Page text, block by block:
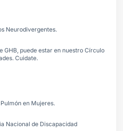
Neurodivergentes.
GHB, puede estar en nuestro Círculo
Cuidate.
en Mujeres.
Nacional de Discapacidad